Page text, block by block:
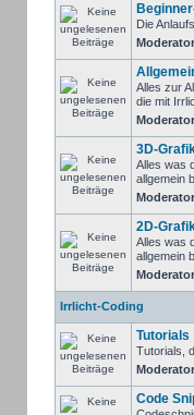
Die
Alles zur
die mit
3D-
Alles was
allgemein
2D-
Alles was
allgemein
Irrlicht-Coding
Tutorials
Tutorials,
Code